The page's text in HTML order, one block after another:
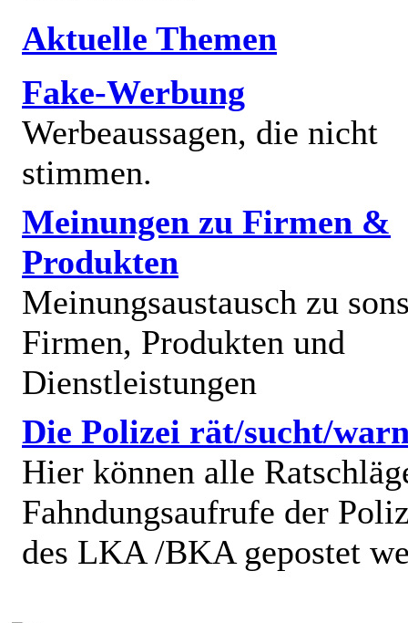
Aktuelle Themen
Fake-Werbung
Werbeaussagen, die nicht
stimmen.
Meinungen zu Firmen &
Produkten
Meinungsaustausch zu
Firmen, Produkten und
Dienstleistungen
Die Polizei rät/sucht/
Hier können alle
Fahndungsaufrufe der
des LKA /BKA gepostet